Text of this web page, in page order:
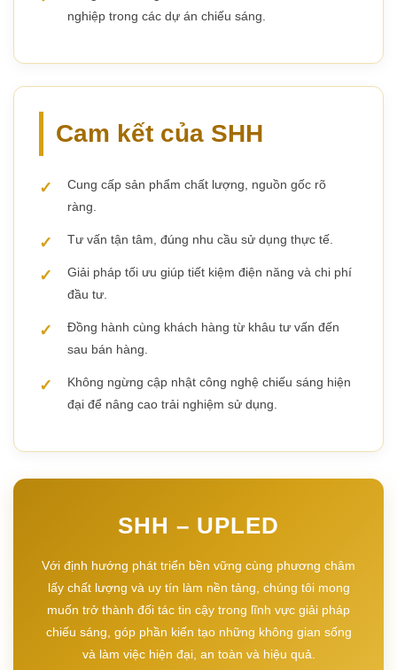
nghiệp trong các dự án chiếu sáng.
Cam kết của SHH
Cung cấp sản phẩm chất lượng, nguồn gốc rõ
ràng.
Tư vấn tận tâm, đúng nhu cầu sử dụng thực tế.
Giải pháp tối ưu giúp tiết kiệm điện năng và chi phí
đầu tư.
Đồng hành cùng khách hàng từ khâu tư vấn đến
sau bán hàng.
Không ngừng cập nhật công nghệ chiếu sáng hiện
đại để nâng cao trải nghiệm sử dụng.
SHH – UPLED
Với định hướng phát triển bền vững cùng phương châm
lấy chất lượng và uy tín làm nền tảng, chúng tôi mong
muốn trở thành đối tác tin cậy trong lĩnh vực giải pháp
chiếu sáng, góp phần kiến tạo những không gian sống
và làm việc hiện đại, an toàn và hiệu quả.